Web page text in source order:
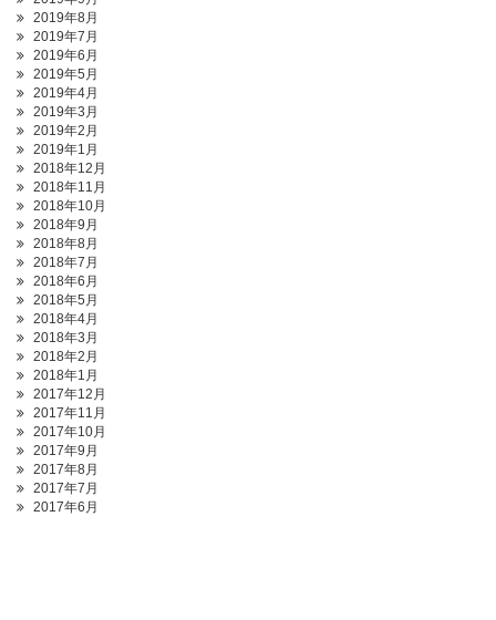
2019年8月
2019年7月
2019年6月
2019年5月
2019年4月
2019年3月
2019年2月
2019年1月
2018年12月
2018年11月
2018年10月
2018年9月
2018年8月
2018年7月
2018年6月
2018年5月
2018年4月
2018年3月
2018年2月
2018年1月
2017年12月
2017年11月
2017年10月
2017年9月
2017年8月
2017年7月
2017年6月